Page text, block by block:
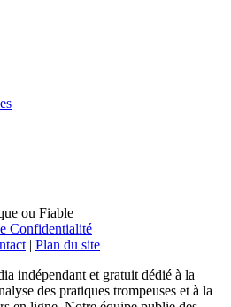
ou Fiable
| Plan du site
indépendant et gratuit dédié à la
en ligne. Notre équipe publie des
afin d’aider les internautes à